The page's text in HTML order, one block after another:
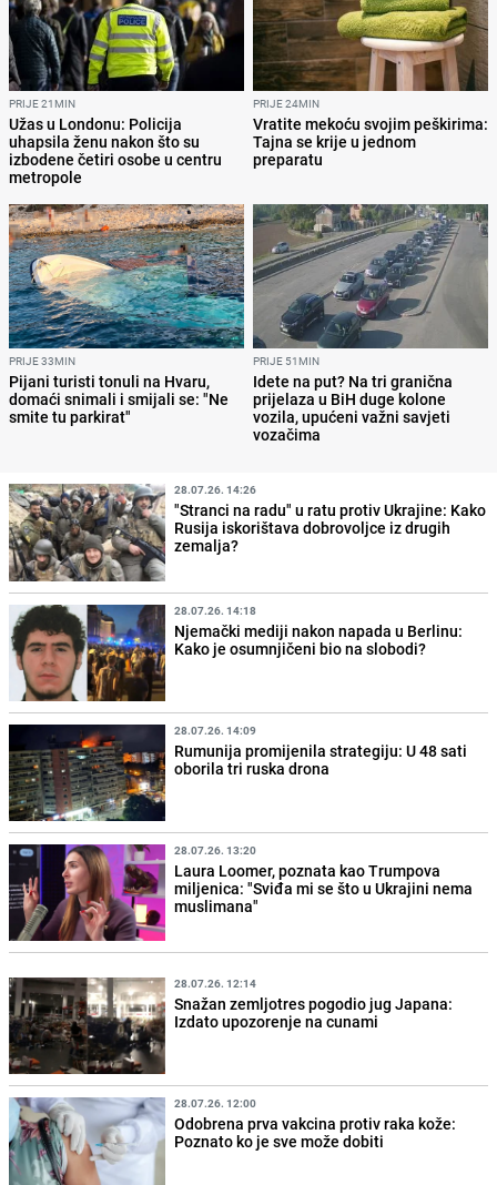
PRIJE 21MIN
Užas u Londonu: Policija
uhapsila ženu nakon što su
izbodene četiri osobe u centru
metropole
PRIJE 24MIN
Vratite mekoću svojim peškirima:
Tajna se krije u jednom
preparatu
PRIJE 33MIN
Pijani turisti tonuli na Hvaru,
domaći snimali i smijali se: "Ne
smite tu parkirat"
PRIJE 51MIN
Idete na put? Na tri granična
prijelaza u BiH duge kolone
vozila, upućeni važni savjeti
vozačima
28.07.26. 14:26
"Stranci na radu" u ratu protiv Ukrajine: Kako
Rusija iskorištava dobrovoljce iz drugih
zemalja?
28.07.26. 14:18
Njemački mediji nakon napada u Berlinu:
Kako je osumnjičeni bio na slobodi?
28.07.26. 14:09
Rumunija promijenila strategiju: U 48 sati
oborila tri ruska drona
28.07.26. 13:20
Laura Loomer, poznata kao Trumpova
miljenica: "Sviđa mi se što u Ukrajini nema
muslimana"
28.07.26. 12:14
Snažan zemljotres pogodio jug Japana:
Izdato upozorenje na cunami
28.07.26. 12:00
Odobrena prva vakcina protiv raka kože:
Poznato ko je sve može dobiti